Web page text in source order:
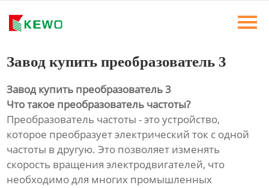
Главная
О Нас
Контакты
Завод купить преобразователь 3
Завод купить преобразователь 3
Что такое преобразователь частоты?
Преобразователь частоты - это устройство,
которое преобразует электрический ток с одной
частоты в другую. Это позволяет изменять
скорость вращения электродвигателей, что
необходимо для многих промышленных